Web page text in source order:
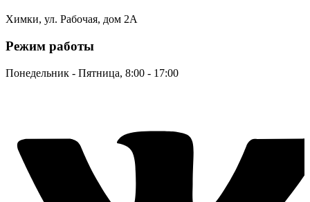
Химки, ул. Рабочая, дом 2А
Режим работы
Понедельник - Пятница, 8:00 - 17:00